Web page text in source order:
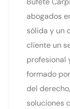
abogados
sólida y un
cliente un
profesional
formado
del
soluciones